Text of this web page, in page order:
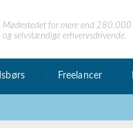
Mødestedet for mere end
og selvstændige erhvervsdrivende.
Freelancer